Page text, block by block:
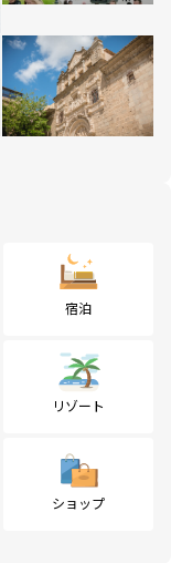
宿泊
リゾート
ショップ